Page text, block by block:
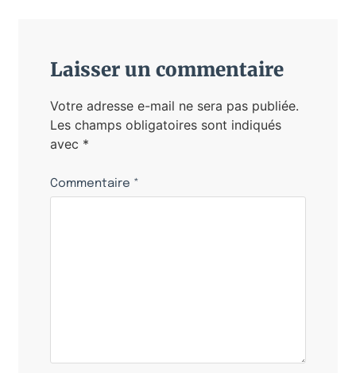
Laisser un commentaire
Votre adresse e-mail ne sera pas publiée.
Les champs obligatoires sont indiqués
avec *
Commentaire *